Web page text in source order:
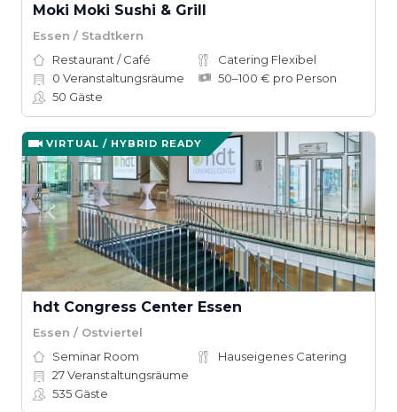
Moki Moki Sushi & Grill
Essen / Stadtkern
Restaurant / Café
Catering Flexibel
0 Veranstaltungsräume
50–100 € pro Person
50 Gäste
VIRTUAL / HYBRID READY
hdt Congress Center Essen
Essen / Ostviertel
Seminar Room
Hauseigenes Catering
27Veranstaltungsräume
535 Gäste